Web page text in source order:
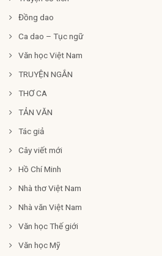
Đồng dao
Ca dao – Tục ngữ
Văn học Việt Nam
TRUYỆN NGẮN
THƠ CA
TẢN VĂN
Tác giả
Cây viết mới
Hồ Chí Minh
Nhà thơ Việt Nam
Nhà văn Việt Nam
Văn học Thế giới
Văn học Mỹ